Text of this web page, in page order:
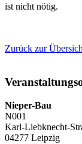
ist nicht nötig.
Zurück zur
Nieper-Bau
N001
Karl-Liebknecht-
04277 Leipzig